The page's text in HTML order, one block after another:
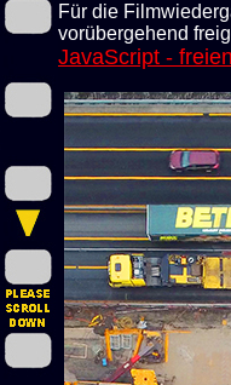
Für die
vorübergehend
JavaScript -